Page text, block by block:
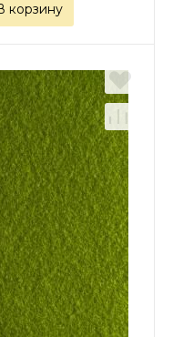
корзину